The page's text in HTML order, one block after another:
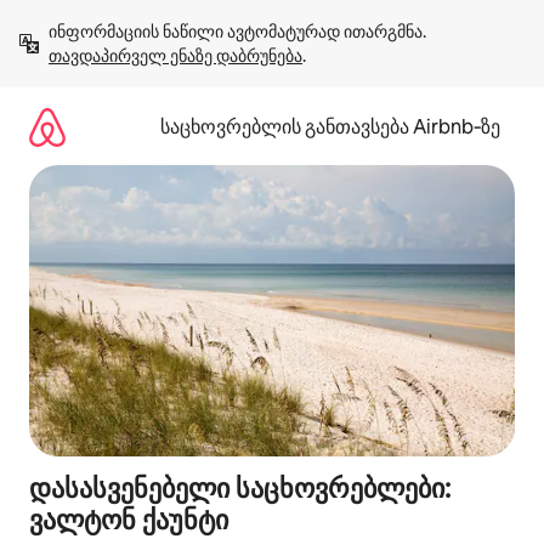
გადასვლა
თავდაპირველ ენაზე დაბრუნება.
საცხოვრებლის განთავსება Airbnb‑ზე
დასასვენებელი საცხოვრებლები:
ვალტონ ქაუნტი